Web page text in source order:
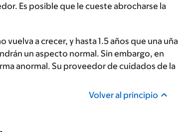
Es posible que le cueste abrocharse la
a crecer, y hasta 1.5 años que una uña
un aspecto normal. Sin embargo, en
anormal. Su proveedor de cuidados de la
Volver al principio